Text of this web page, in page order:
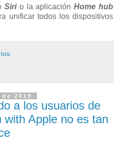
Siri o la aplicaciónHome hub
unificar todos los dispositivos
2019
a los usuarios de
Apple no es tan